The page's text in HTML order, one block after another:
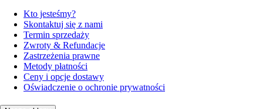
Kto jesteśmy?
Skontaktuj się z nami
Termin sprzedaży
Zwroty & Refundacje
Zastrzeżenia prawne
Metody płatności
Ceny i opcje dostawy
Oświadczenie o ochronie prywatności